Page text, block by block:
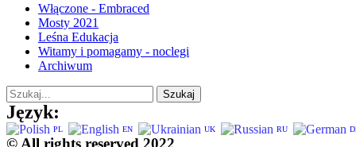
Włączone - Embraced
Mosty 2021
Leśna Edukacja
Witamy i pomagamy - noclegi
Archiwum
Szukaj
Język:
PL EN UK RU
© All rights reserved 2022